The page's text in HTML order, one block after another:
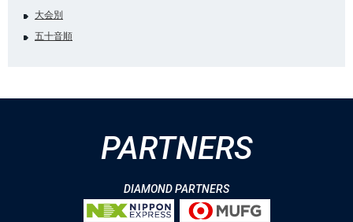
大会別
五十音順
PARTNERS
DIAMOND PARTNERS